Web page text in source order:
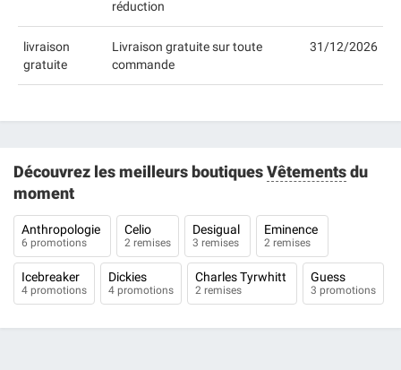
réduction
livraison
gratuite
Livraison gratuite sur toute
commande
31/12/2026
Découvrez les meilleurs boutiquesVêtementsdu
moment
Anthropologie
6 promotions
Celio
2 remises
Desigual
3 remises
Eminence
2 remises
Icebreaker
4 promotions
Dickies
4 promotions
Charles Tyrwhitt
2 remises
Guess
3 promotions